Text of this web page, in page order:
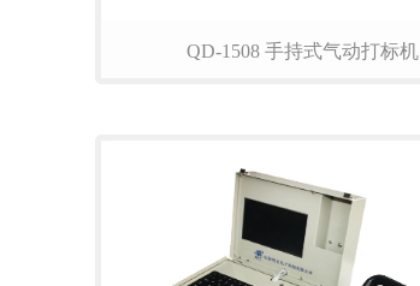
QD-1508 手持式气动打标机